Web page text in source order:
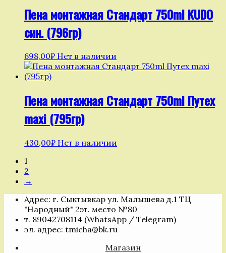
Пена монтажная Стандарт 750ml KUDO
син. (796гр)
698,00₽ Нет в наличии
Пена монтажная Стандарт 750ml Путех
maxi (795гр)
430,00₽ Нет в наличии
1
2
→
Адрес: г. Сыктывкар ул. Малышева д.1 ТЦ
"Народный" 2эт. место №80
т. 89042708114 (WhatsApp / Telegram)
эл. адрес: tmicha@bk.ru
Магазин